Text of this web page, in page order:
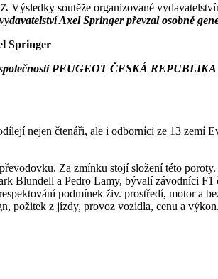
Výsledky soutěže organizované
Axel Springer převzal osobně
PEUGEOT ČESKÁ REPUBLIKA
nejen čtenáři, ale i odborníci ze 13 zemí
Za zmínku stojí složení této
Blundell a Pedro Lamy, bývalí závodníci
podmínek živ. prostředí, motor a
požitek z jízdy, provoz vozidla, cenu a výkon.